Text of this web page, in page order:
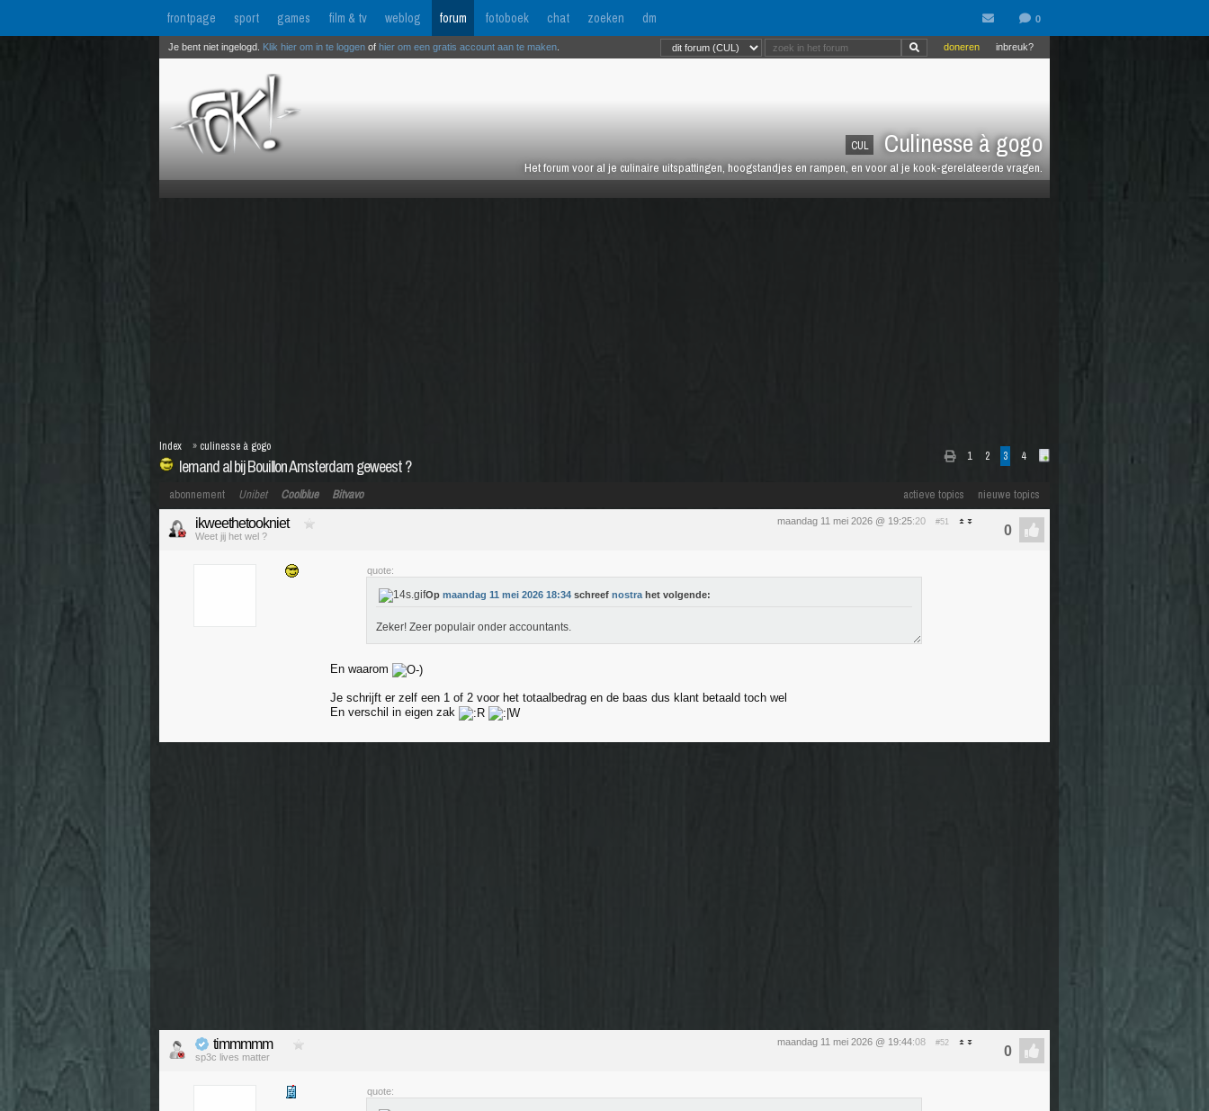
frontpage sport games film & tv weblog forum fotoboek chat zoeken dm
CUL Culinesse à gogo
Het forum voor al je culinaire uitspattingen, hoogstandjes en rampen, en voor al je kook-gerelateerde vragen.
inbreuk?
doneren
Je bent niet ingelogd. Klik hier om in te loggen of hier om een gratis account aan te maken
1 2 3 4
Iemand al bij Bouillon Amsterdam geweest ?
Index » culinesse à gogo
actieve topics nieuwe topics
abonnement Unibet Coolblue Bitvavo
maandag 11 mei 2026 @ 19:25:20 #51
ikweethetookniet
Weet jij het wel ?
quote:
Op maandag 11 mei 2026 18:34 schreef nostra het volgende:
Zeker! Zeer populair onder accountants.
En waarom
Je schrijft er zelf een 1 of 2 voor het totaalbedrag en de baas dus klant betaald toch wel
En verschil in eigen zak
maandag 11 mei 2026 @ 19:44:08 #52
timmmmm
sp3c lives matter
quote: